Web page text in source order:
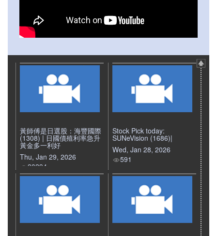
黃師傅是日選股：海豐國際
(1308) | 日國債殖利率急升
黃金多一利好
Thu, Jan 29, 2026
20294
Stock Pick today:
SUNeVision (1686)|
Wed, Jan 28, 2026
591